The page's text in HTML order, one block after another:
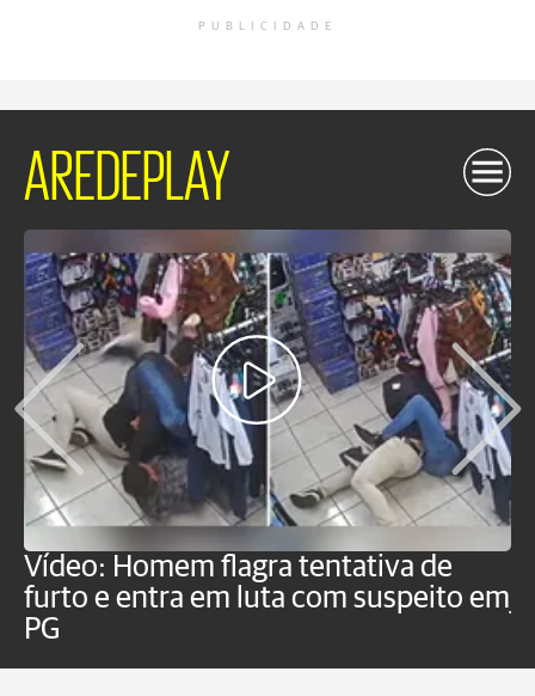
PUBLICIDADE
AREDEPLAY
Vídeo: Homem flagra tentativa de
furto e entra em luta com suspeito em
PG